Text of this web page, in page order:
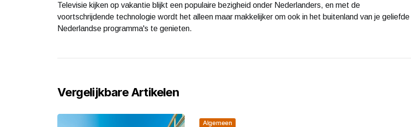
Televisie kijken op vakantie blijkt een populaire bezigheid onder Nederlanders, en met de
voortschrijdende technologie wordt het alleen maar makkelijker om ook in het buitenland van je geliefde
Nederlandse programma's te genieten.
Vergelijkbare Artikelen
Algemeen